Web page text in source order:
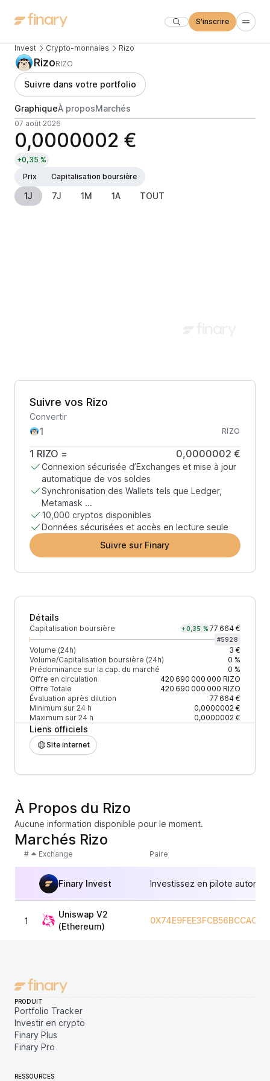
S'inscrire
Invest Crypto-monnaies Rizo
RizoRIZO
Suivre dans votre portfolio
GraphiqueÀ proposMarchés
07 août 2026
0,0000002 €
+0,35 %
Prix
Capitalisation boursière
1J 7J 1M 1A TOUT
Suivre vos Rizo
Convertir
RIZO
1 RIZO = 0,0000002 €
Connexion sécurisée d’Exchanges et mise à jour
automatique de vos soldes
Synchronisation des Wallets tels que Ledger,
Metamask ...
10,000 cryptos disponibles
Données sécurisées et accès en lecture seule
Suivre sur Finary
Détails
Capitalisation boursière +0,35 % 77 664 €
#5928
Volume (24h)
3 €
Volume/Capitalisation boursière (24h)
0 %
Prédominance sur la cap. du marché
0 %
Offre en circulation
420 690 000 000 RIZO
Offre Totale
420 690 000 000 RIZO
Évaluation après dilution
77 664 €
Minimum sur 24 h
0,0000002 €
Maximum sur 24 h
0,0000002 €
Liens officiels
Site internet
À Propos du Rizo
Aucune information disponible pour le moment.
Marchés Rizo
# Exchange Paire
Finary Invest Investissez en pilote
1
Uniswap V2
(Ethereum)
PRODUIT
Portfolio Tracker
Investir en crypto
Finary Plus
Finary Pro
RESSOURCES